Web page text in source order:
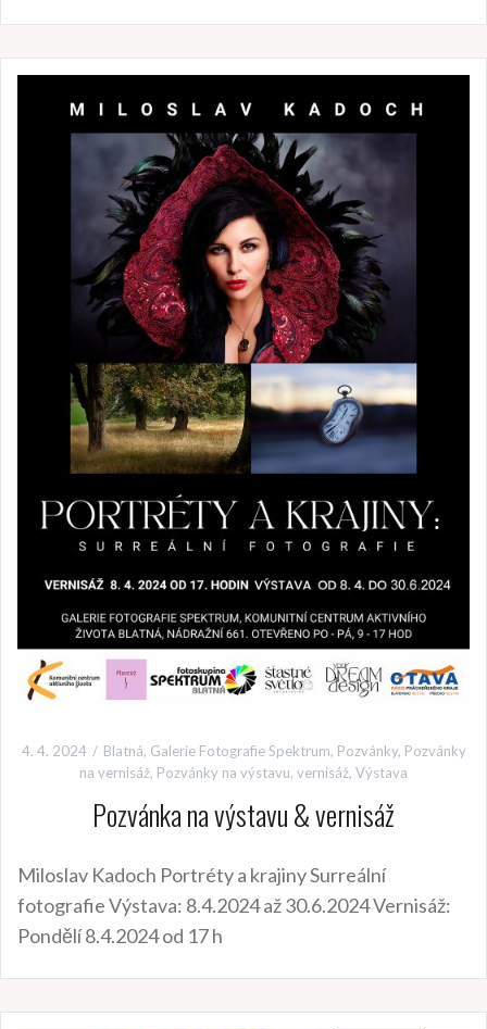
4. 4. 2024 Blatná, Galerie Fotografie Spektrum, Pozvánky, Pozvánky
na vernisáž, Pozvánky na výstavu, vernisáž, Výstava
Pozvánka na výstavu & vernisáž
Miloslav Kadoch Portréty a krajiny Surreální
fotografie Výstava: 8.4.2024 až 30.6.2024 Vernisáž:
Pondělí 8.4.2024 od 17 h